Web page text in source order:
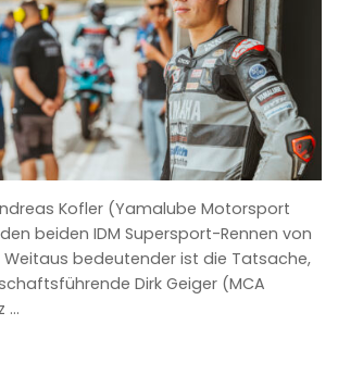
Kofler (Yamalube Motorsport
beiden IDM Supersport-Rennen von
Weitaus bedeutender ist die Tatsache,
Dirk Geiger (MCA
…